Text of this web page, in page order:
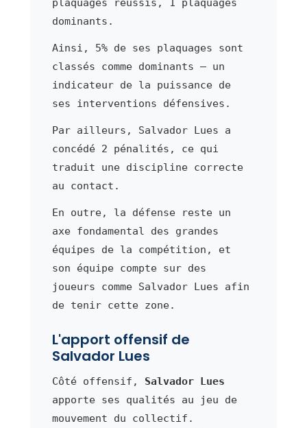
plaquages réussis, 1 plaquages
dominants.
Ainsi, 5% de ses plaquages sont
classés comme dominants — un
indicateur de la puissance de
ses interventions défensives.
Par ailleurs, Salvador Lues a
concédé 2 pénalités, ce qui
traduit une discipline correcte
au contact.
En outre, la défense reste un
axe fondamental des grandes
équipes de la compétition, et
son équipe compte sur des
joueurs comme Salvador Lues afin
de tenir cette zone.
L'apport offensif de
Salvador Lues
Côté offensif, Salvador Lues
apporte ses qualités au jeu de
mouvement du collectif.